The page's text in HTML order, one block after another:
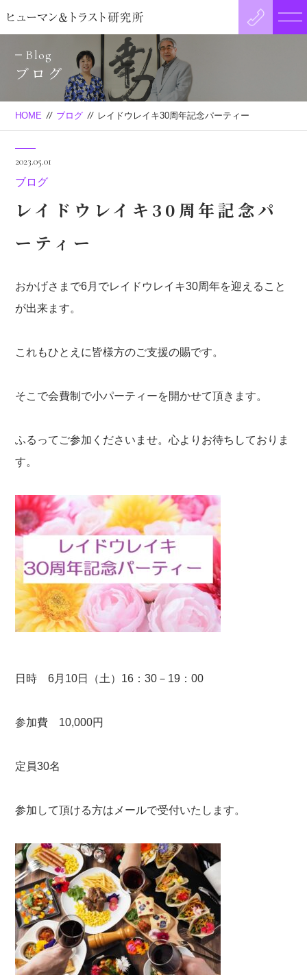
Blog
ブログ
HOME // ブログ // レイドウレイキ30周年記念パーティー
2023.05.01
ブログ
レイドウレイキ30周年記念パ
ーティー
おかげさまで6月でレイドウレイキ30周年を迎えること
が出来ます。
これもひとえに皆様方のご支援の賜です。
そこで会費制で小パーティーを開かせて頂きます。
ふるってご参加くださいませ。心よりお待ちしておりま
す。
日時 6月10日（土）16：30－19：00
参加費 10,000円
定員30名
参加して頂ける方はメールで受付いたします。